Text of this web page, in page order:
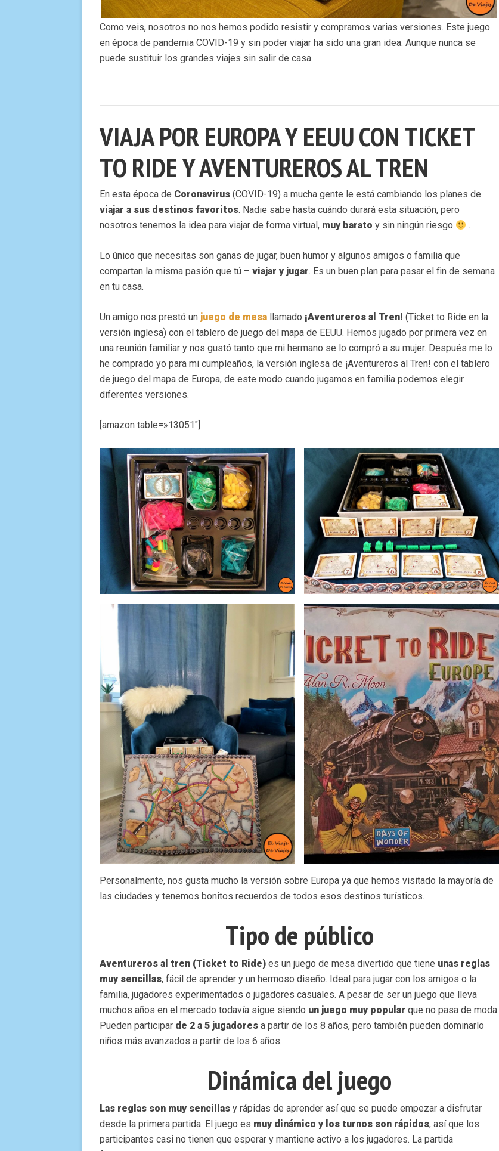
Como veis, nosotros no nos hemos podido resistir y compramos varias versiones. Este juego
en época de pandemia COVID-19 y sin poder viajar ha sido una gran idea. Aunque nunca se
puede sustituir los grandes viajes sin salir de casa.
VIAJA POR EUROPA Y EEUU CON TICKET
TO RIDE Y AVENTUREROS AL TREN
En esta época de Coronavirus (COVID-19) a mucha gente le está cambiando los planes de
viajar a sus destinos favoritos. Nadie sabe hasta cuándo durará esta situación, pero
nosotros tenemos la idea para viajar de forma virtual, muy barato y sin ningún riesgo .
Lo único que necesitas son ganas de jugar, buen humor y algunos amigos o familia que
compartan la misma pasión que tú – viajar y jugar. Es un buen plan para pasar el fin de semana
en tu casa.
Un amigo nos prestó un juego de mesa llamado ¡Aventureros al Tren! (Ticket to Ride en la
versión inglesa) con el tablero de juego del mapa de EEUU. Hemos jugado por primera vez en
una reunión familiar y nos gustó tanto que mi hermano se lo compró a su mujer. Después me lo
he comprado yo para mi cumpleaños, la versión inglesa de ¡Aventureros al Tren! con el tablero
de juego del mapa de Europa, de este modo cuando jugamos en familia podemos elegir
diferentes versiones.
[amazon table=»13051″]
Personalmente, nos gusta mucho la versión sobre Europa ya que hemos visitado la mayoría de
las ciudades y tenemos bonitos recuerdos de todos esos destinos turísticos.
Tipo de público
Aventureros al tren (Ticket to Ride) es un juego de mesa divertido que tiene unas reglas
muy sencillas, fácil de aprender y un hermoso diseño. Ideal para jugar con los amigos o la
familia, jugadores experimentados o jugadores casuales. A pesar de ser un juego que lleva
muchos años en el mercado todavía sigue siendo un juego muy popular que no pasa de moda.
Pueden participar de 2 a 5 jugadores a partir de los 8 años, pero también pueden dominarlo
niños más avanzados a partir de los 6 años.
Dinámica del juego
Las reglas son muy sencillas y rápidas de aprender así que se puede empezar a disfrutar
desde la primera partida. El juego es muy dinámico y los turnos son rápidos, así que los
participantes casi no tienen que esperar y mantiene activo a los jugadores. La partida